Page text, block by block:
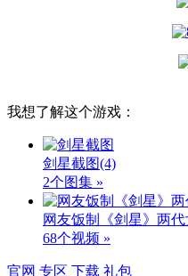
我想了解这个游戏：
剑星截图(4)
2个图集 »
网友饭制《剑星》两
68个视频 »
官网 专区 下载 礼包